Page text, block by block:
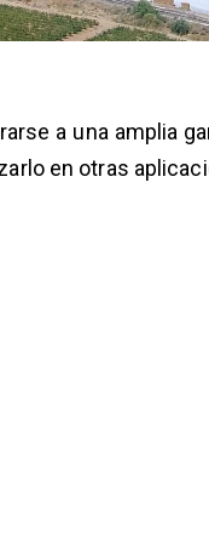
a una amplia
en otras